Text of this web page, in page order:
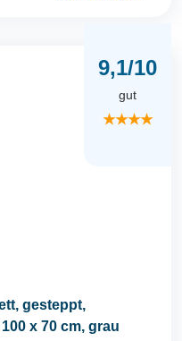
9,1/10
gut
★★★★
gesteppt,
x 70 cm, grau